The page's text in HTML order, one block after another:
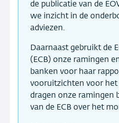
de publicatie van de
we inzicht in de
adviezen.
Daarnaast gebruikt de
(ECB) onze ramingen
banken voor haar
vooruitzichten voor het
dragen onze ramingen
van de ECB over het